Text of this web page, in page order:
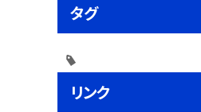
タグ
リンク